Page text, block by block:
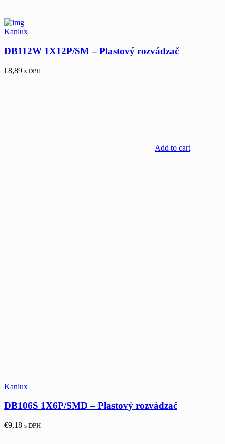
Kanlux
DB112W 1X12P/SM – Plastový rozvádzač
€8,89 s DPH
Add to cart
Kanlux
DB106S 1X6P/SMD – Plastový rozvádzač
€9,18 s DPH